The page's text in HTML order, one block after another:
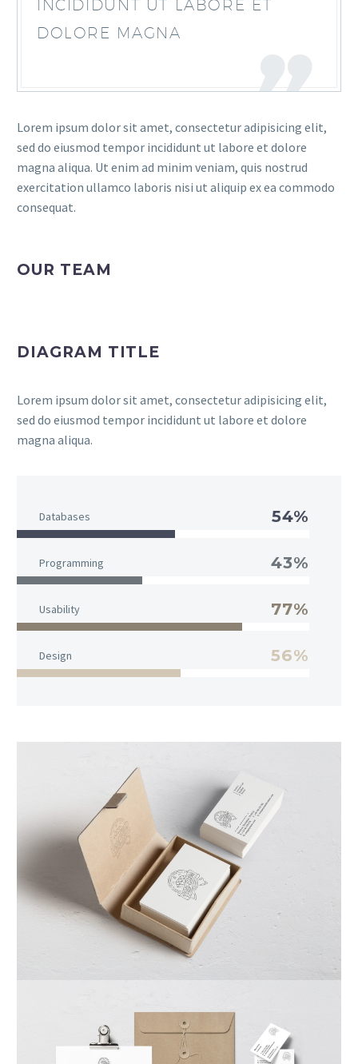
INCIDIDUNT UT LABORE ET
DOLORE MAGNA
Lorem ipsum dolor sit amet, consectetur adipisicing elit,
sed do eiusmod tempor incididunt ut labore et dolore
magna aliqua. Ut enim ad minim veniam, quis nostrud
exercitation ullamco laboris nisi ut aliquip ex ea commodo
consequat.
OUR TEAM
DIAGRAM TITLE
Lorem ipsum dolor sit amet, consectetur adipisicing elit,
sed do eiusmod tempor incididunt ut labore et dolore
magna aliqua.
Databases 54%
Programming 43%
Usability 77%
Design 56%